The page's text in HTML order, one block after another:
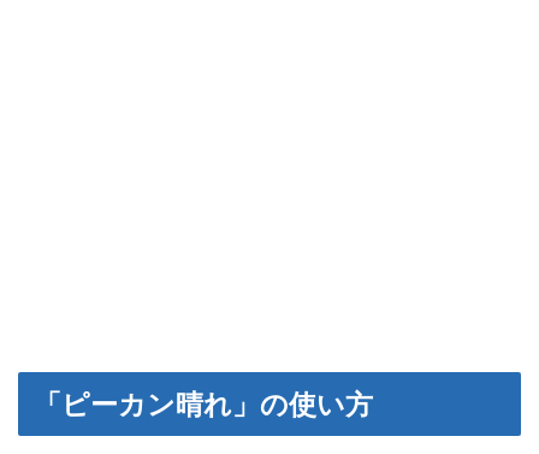
「ピーカン晴れ」の使い方